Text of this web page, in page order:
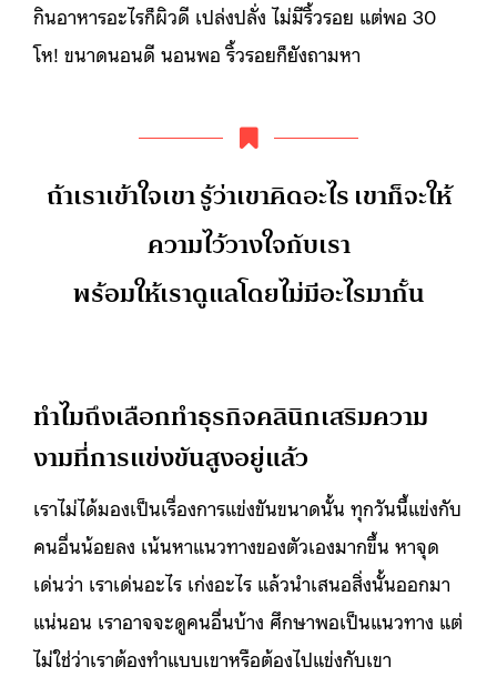
กินอาหารอะไรก็ผิวดี เปล่งปลั่ง ไม่มีริ้วรอย แต่พอ 30
โห! ขนาดนอนดี นอนพอ ริ้วรอยก็ยังถามหา
ถ้าเราเข้าใจเขา รู้ว่าเขาคิดอะไร เขาก็จะให้
ความไว้วางใจกับเรา
พร้อมให้เราดูแลโดยไม่มีอะไรมากั้น
ทำไมถึงเลือกทำธุรกิจคลินิกเสริมความ
งามที่การแข่งขันสูงอยู่แล้ว
เราไม่ได้มองเป็นเรื่องการแข่งขันขนาดนั้น ทุกวันนี้แข่งกับ
คนอื่นน้อยลง เน้นหาแนวทางของตัวเองมากขึ้น หาจุด
เด่นว่า เราเด่นอะไร เก่งอะไร แล้วนำเสนอสิ่งนั้นออกมา
แน่นอน เราอาจจะดูคนอื่นบ้าง ศึกษาพอเป็นแนวทาง แต่
ไม่ใช่ว่าเราต้องทำแบบเขาหรือต้องไปแข่งกับเขา